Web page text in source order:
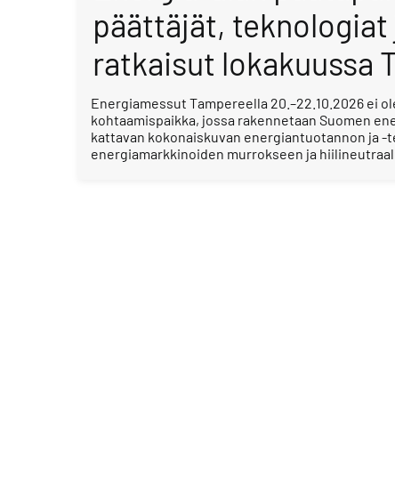
päättäjät, teknologiat
ratkaisut lokakuussa
Energiamessut Tampereella 20.–22.10.2026 ei
kohtaamispaikka, jossa rakennetaan Suomen
kattavan kokonaiskuvan energiantuotannon ja
energiamarkkinoiden murrokseen ja